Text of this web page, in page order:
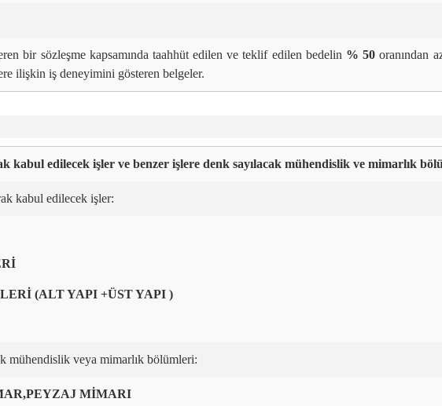
bir sözleşme kapsamında taahhüt edilen ve teklif edilen bedelin % 50 oranından
ilişkin iş deneyimini gösteren belgeler.
kabul edilecek işler ve benzer işlere denk sayılacak mühendislik ve mimarlık
kabul edilecek işler:
(ALT YAPI +ÜST YAPI )
mühendislik veya mimarlık bölümleri:
MİMARI